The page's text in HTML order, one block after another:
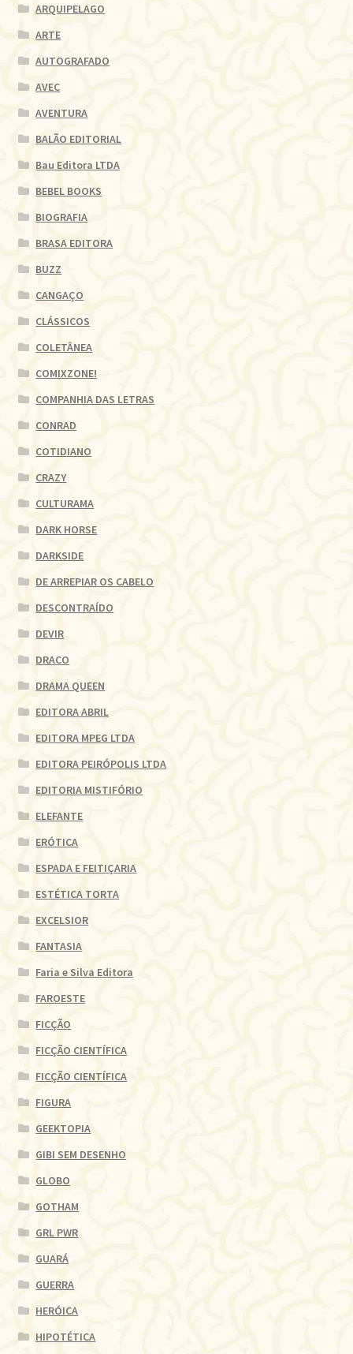
ARQUIPELAGO
ARTE
AUTOGRAFADO
AVEC
AVENTURA
BALÃO EDITORIAL
Bau Editora LTDA
BEBEL BOOKS
BIOGRAFIA
BRASA EDITORA
BUZZ
CANGAÇO
CLÁSSICOS
COLETÂNEA
COMIXZONE!
COMPANHIA DAS LETRAS
CONRAD
COTIDIANO
CRAZY
CULTURAMA
DARK HORSE
DARKSIDE
DE ARREPIAR OS CABELO
DESCONTRAÍDO
DEVIR
DRACO
DRAMA QUEEN
EDITORA ABRIL
EDITORA MPEG LTDA
EDITORA PEIRÓPOLIS LTDA
EDITORIA MISTIFÓRIO
ELEFANTE
ERÓTICA
ESPADA E FEITIÇARIA
ESTÉTICA TORTA
EXCELSIOR
FANTASIA
Faria e Silva Editora
FAROESTE
FICÇÃO
FICÇÃO CIENTÍFICA
FICÇÃO CIENTÍFICA
FIGURA
GEEKTOPIA
GIBI SEM DESENHO
GLOBO
GOTHAM
GRL PWR
GUARÁ
GUERRA
HERÓICA
HIPOTÉTICA